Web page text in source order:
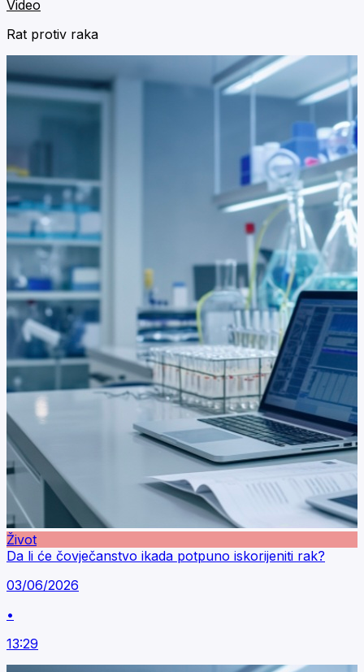
Video
Rat protiv raka
Život
Da li će čovječanstvo ikada potpuno iskorijeniti rak?
03/06/2026
•
13:29